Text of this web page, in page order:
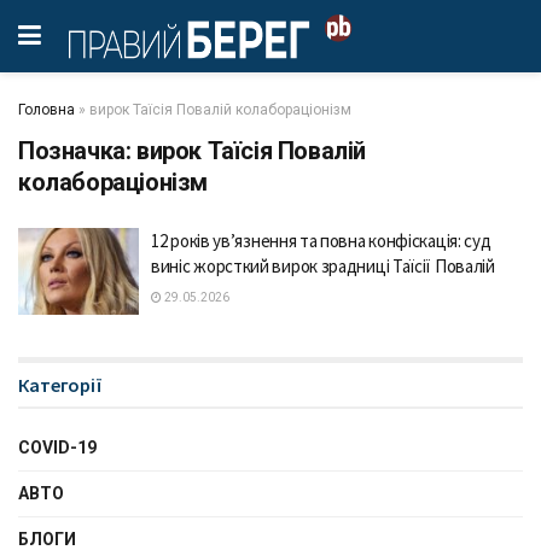
Головна » вирок Таїсія Повалій колабораціонізм
Позначка: вирок Таїсія Повалій
колабораціонізм
12 років ув’язнення та повна конфіскація: суд
виніс жорсткий вирок зрадниці Таїсії Повалій
29.05.2026
Категорії
COVID-19
АВТО
БЛОГИ